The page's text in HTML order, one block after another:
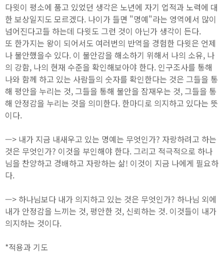
다윗이 평소에 품고 있었던 생각은 노년에 자기 업적과 노력에 대
한 보상일지도 모르겠다. 나이가 들면 "명예"라는 영역에서 많이
넘어진다고들 하는데 다윗도 그런 것이 아닌가 생각이 든다.
또 한가지는 왕이 되어서도 여러번의 반역을 경험한 다윗은 언제
나 불안했을수 있다. 이 불안감을 해소하기 위해서 나의 소유, 나
의 강함, 나의 현재 수준을 확인해보아야 한다. 인구조사를 통해
나와 함께 하고 있는 사람들의 숫자를 확인한다는 것은 그들을 통
해 평안을 누리는 것, 그들을 통해 불안을 잠재우는 것, 그들을 통
해 안정감을 누리는 것을 의미한다. 한마디로 의지하고 있다는 뜻
이다.
—> 내가 지금 내새우고 있는 명예는 무엇인가? 자랑하려고 하는
것은 무엇인가? 이것을 부인해야 한다. 그리고 적극적으로 하나
님을 찬양하고 경배하고 자랑하는 삶! 이것이 지금 나에게 필요하
다.
—> 하나님보다 내가 의지하고 있는 것은 무엇인가? 하나님 외에
내가 안정감을 느끼는 것, 평안한 것, 신뢰하는 것. 이것들이 내가
의지하는 것이다.
*적용과 기도